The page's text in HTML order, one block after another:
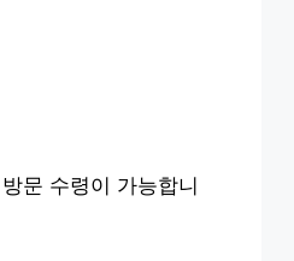
문 수령이 가능합니